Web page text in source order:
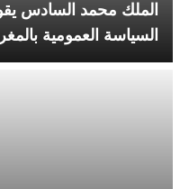
الملك محمد السادس
السياسة العمومية